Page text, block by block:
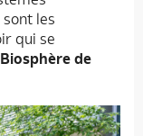
les
qui se
Biosphère de